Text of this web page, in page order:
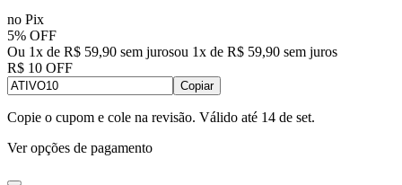
no Pix
5% OFF
Ou 1x de R$ 59,90 sem jurosou 1x de R$ 59,90 sem juros
R$ 10 OFF
Copiar
Copie o cupom e cole na revisão. Válido até 14 de set.
Ver opções de pagamento